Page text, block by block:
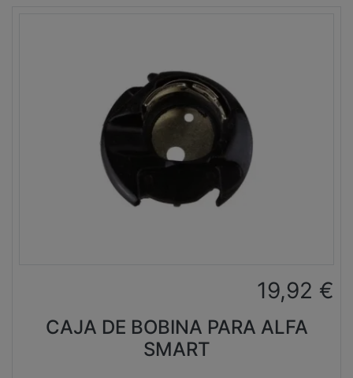
19,92 €
CAJA DE BOBINA PARA ALFA
SMART